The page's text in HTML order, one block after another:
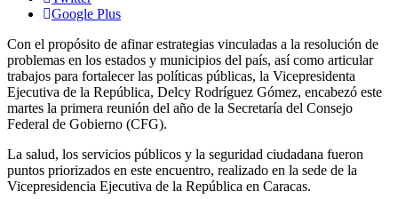
Google Plus
Con el propósito de afinar estrategias vinculadas a la resolución de
problemas en los estados y municipios del país, así como articular
trabajos para fortalecer las políticas públicas, la Vicepresidenta
Ejecutiva de la República, Delcy Rodríguez Gómez, encabezó este
martes la primera reunión del año de la Secretaría del Consejo
Federal de Gobierno (CFG).
La salud, los servicios públicos y la seguridad ciudadana fueron
puntos priorizados en este encuentro, realizado en la sede de la
Vicepresidencia Ejecutiva de la República en Caracas.